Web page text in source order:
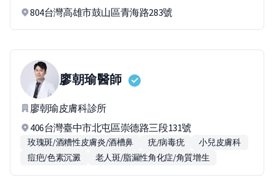
804台灣高雄市鼓山區青海路283號
廖朝瑜醫師
廖朝瑜皮膚科診所
406台灣臺中市北屯區崇德路三段131號
玫瑰斑/酒糟性皮膚炎/酒槽鼻 疣/病毒疣
小兒皮膚科
痘疤/色素沉澱
老人斑/脂漏性角化症/角質增生